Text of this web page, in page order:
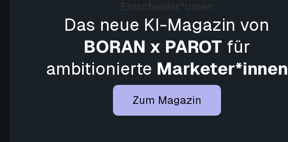
Das neue KI-Magazin von
BORAN x PAROTfür
ambitionierte Marketer*innen
Zum Magazin